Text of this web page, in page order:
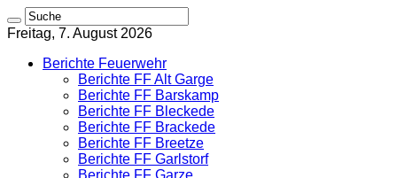
Freitag, 7. August 2026
Berichte Feuerwehr
Berichte FF Alt Garge
Berichte FF Barskamp
Berichte FF Bleckede
Berichte FF Brackede
Berichte FF Breetze
Berichte FF Garlstorf
Berichte FF Garze